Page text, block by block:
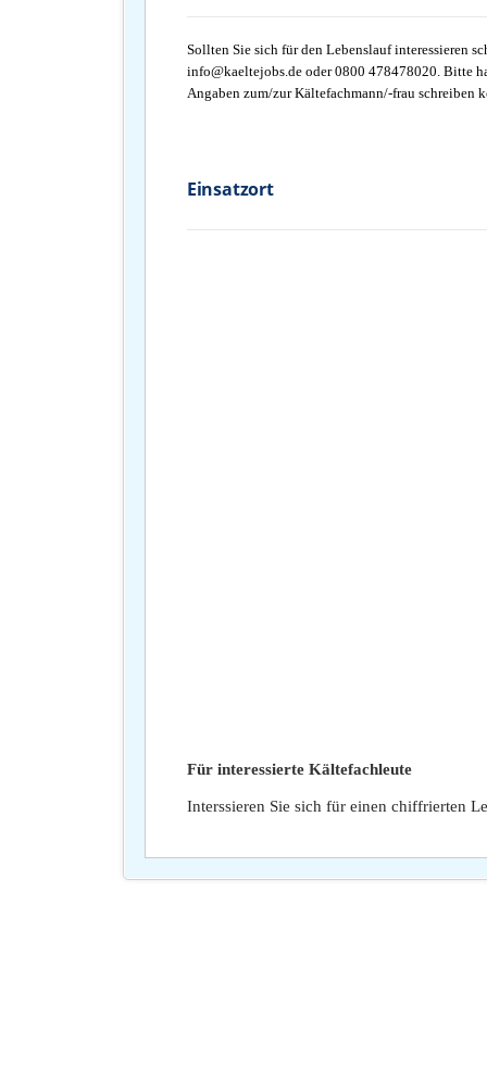
Sollten Sie sich für den Lebenslauf interessieren
info@kaeltejobs.de oder 0800 478478020. Bitte
Angaben zum/zur Kältefachmann/-frau schreiben
Einsatzort
Für interessierte Kältefachleute
Interssieren Sie sich für einen chiffrierten